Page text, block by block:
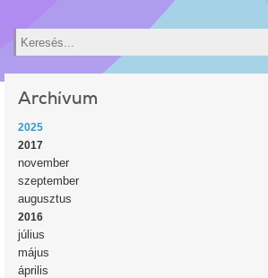
Keresés
Archívum
2025
2017
november
szeptember
augusztus
2016
július
május
április